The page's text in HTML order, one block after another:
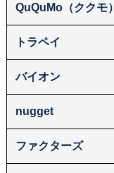
QuQuMo（ククモ）
トラペイ
バイオン
nugget
ファクターズ